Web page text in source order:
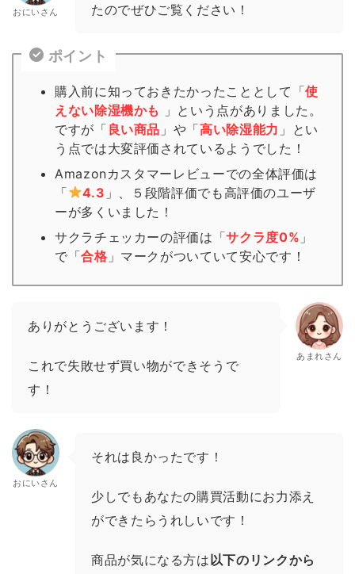
おにいさん
たのでぜひご覧ください！
ポイント
購入前に知っておきたかったこととして「使
えない除湿機かも
」という点がありました。
ですが「 良い商品 」や「高い除湿能力 」とい
う点では大変評価されているようでした！
Amazonカスタマーレビューでの全体評価は
「
4.3 」、５段階評価でも高評価のユーザ
ーが多くいました！
サクラチェッカーの評価は「サクラ度0% 」
で「合格 」 マーク がついていて安心です！
ありがとうございます！
これで失敗せず買い物ができそうで
す！
あまれさん
おにいさん
それは良かったです！
少しでもあなたの購買活動にお力添え
ができたらうれしいです！
商品が気になる方は以下のリンクから